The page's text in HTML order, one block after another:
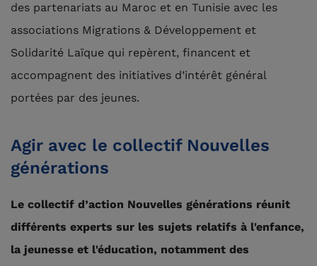
des partenariats au Maroc et en Tunisie avec les
associations Migrations & Développement et
Solidarité Laïque qui repèrent, financent et
accompagnent des initiatives d’intérêt général
portées par des jeunes.
Agir avec le collectif Nouvelles
générations
Le collectif d’action Nouvelles générations réunit
différents experts sur les sujets relatifs à l'enfance,
la jeunesse et l'éducation, notamment des